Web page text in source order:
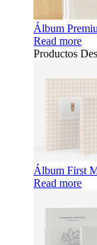
Álbum
Read more
Productos
Álbum First
Read more